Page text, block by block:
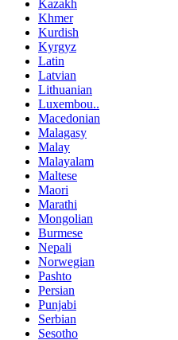
Kazakh
Khmer
Kurdish
Kyrgyz
Latin
Latvian
Lithuanian
Luxembou..
Macedonian
Malagasy
Malay
Malayalam
Maltese
Maori
Marathi
Mongolian
Burmese
Nepali
Norwegian
Pashto
Persian
Punjabi
Serbian
Sesotho